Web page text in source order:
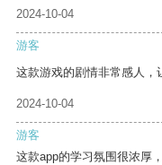
2024-10-04
游客
这款游戏的剧情非常感人，
2024-10-04
游客
这款app的学习氛围很浓厚